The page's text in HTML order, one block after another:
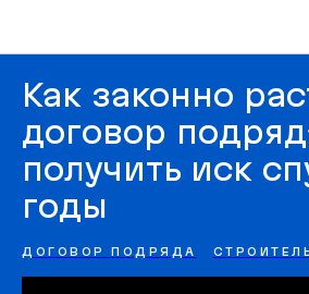
Как законно
договор
получить иск
годы
ДОГОВОР ПОДРЯДА